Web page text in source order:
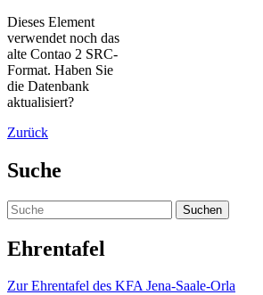
Dieses Element
verwendet noch das
alte Contao 2 SRC-
Format. Haben Sie
die Datenbank
aktualisiert?
Zurück
Suche
Ehrentafel
Zur Ehrentafel des KFA Jena-Saale-Orla